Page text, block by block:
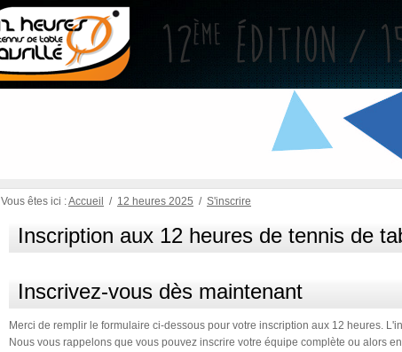
Vous êtes ici :Accueil / 12 heures 2025 / S'inscrire
Inscription aux 12 heures de tennis de
Inscrivez-vous dès maintenant
Merci de remplir le formulaire ci-dessous pour votre inscription aux 12 heures.
Nous vous rappelons que vous pouvez inscrire votre équipe complète ou alors